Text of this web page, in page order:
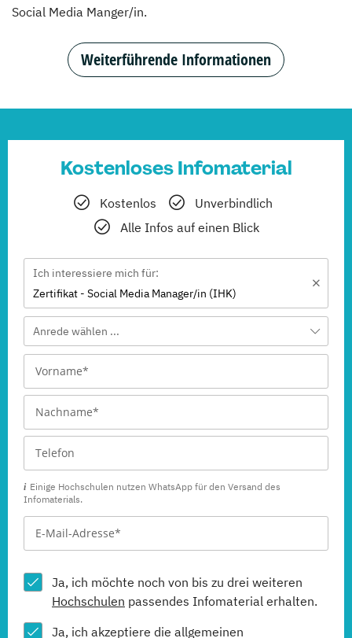
Social Media Manger/in.
Weiterführende Informationen
Kostenloses Infomaterial
Kostenlos
Unverbindlich
Alle Infos auf einen Blick
Ich interessiere mich für:
Zertifikat - Social Media Manager/in (IHK)
Anrede wählen ...
Einige Hochschulen nutzen WhatsApp für den Versand des
Infomaterials.
Ja, ich möchte noch von bis zu drei weiteren
Hochschulen passendes Infomaterial erhalten.
Ja, ich akzeptiere die allgemeinen